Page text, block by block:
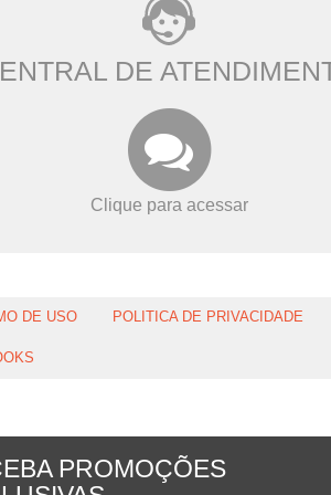
DE
Clique para acessar
DE USO POLITICA DE PRIVACIDADE
PROMOÇÕES